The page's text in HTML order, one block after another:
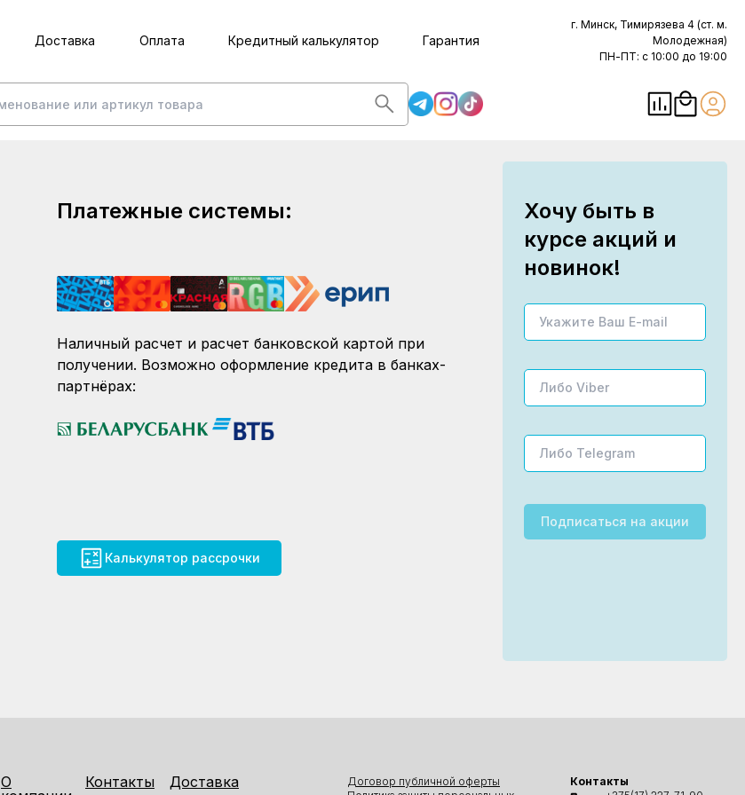
Доставка Оплата Кредитный калькулятор Гарантия
г. Минск, Тимирязева 4 (ст. м.
Молодежная)
ПН-ПТ: с 10:00 до 19:00
Платежные системы:
Наличный расчет и расчет банковской картой при
получении. Возможно оформление кредита в банках-
партнёрах:
Калькулятор рассрочки
Хочу быть в
курсе акций и
новинок!
Подписаться на акции
О
Контакты Доставка
Договор публичной оферты
Контакты